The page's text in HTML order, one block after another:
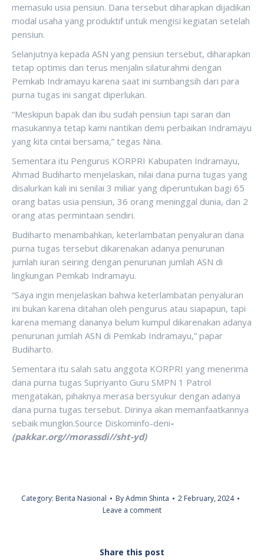
memasuki usia pensiun. Dana tersebut diharapkan dijadikan
modal usaha yang produktif untuk mengisi kegiatan setelah
pensiun.
Selanjutnya kepada ASN yang pensiun tersebut, diharapkan
tetap optimis dan terus menjalin silaturahmi dengan
Pemkab Indramayu karena saat ini sumbangsih dari para
purna tugas ini sangat diperlukan.
“Meskipun bapak dan ibu sudah pensiun tapi saran dan
masukannya tetap kami nantikan demi perbaikan Indramayu
yang kita cintai bersama,” tegas Nina.
Sementara itu Pengurus KORPRI Kabupaten Indramayu,
Ahmad Budiharto menjelaskan, nilai dana purna tugas yang
disalurkan kali ini senilai 3 miliar yang diperuntukan bagi 65
orang batas usia pensiun, 36 orang meninggal dunia, dan 2
orang atas permintaan sendiri.
Budiharto menambahkan, keterlambatan penyaluran dana
purna tugas tersebut dikarenakan adanya penurunan
jumlah iuran seiring dengan penurunan jumlah ASN di
lingkungan Pemkab Indramayu.
“Saya ingin menjelaskan bahwa keterlambatan penyaluran
ini bukan karena ditahan oleh pengurus atau siapapun, tapi
karena memang dananya belum kumpul dikarenakan adanya
penurunan jumlah ASN di Pemkab Indramayu,” papar
Budiharto.
Sementara itu salah satu anggota KORPRI yang menerima
dana purna tugas Supriyanto Guru SMPN 1 Patrol
mengatakan, pihaknya merasa bersyukur dengan adanya
dana purna tugas tersebut. Dirinya akan memanfaatkannya
sebaik mungkin.Source Diskominfo-deni-
(pakkar.org//morassdi//sht-yd)
Category: Berita Nasional ByAdmin Shinta
2 February, 2024
Leave a comment
Share this post